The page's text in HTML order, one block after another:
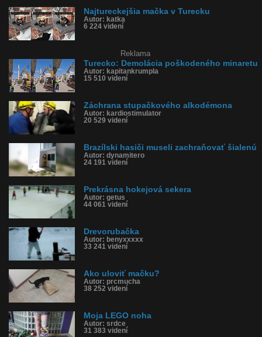
Najtureckejšia mačka v Turecku
Autor: katka
6 224 videní
Reklama
Turecko: Demolácia poškodeného minaretu
Autor: kapitankrumpla
15 510 videní
Záchrana stupačkového alkodémona
Autor: kardiostimulator
20 529 videní
Brazílski hasiči museli zachraňovať šialenú
Autor: dynamitero
24 191 videní
Prekrásna hokejová sekera
Autor: getus
44 061 videní
Drevorubačka
Autor: benyxxxxx
33 241 videní
Ako uloviť mačku?
Autor: prcmucha
38 252 videní
Moja LEGO noha
Autor: srdce
31 383 videní